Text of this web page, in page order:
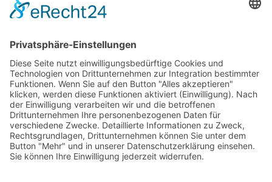
anderen“ mit den bekannten FDP-Dauerbrennern:
leistungsorientierte Migration Bildung (mehr Mittel
neu. Sie waren Kernbestandteil der Ampel-
Regierungsbeteiligung 2021–2024. Das Ergebnis ist
dokumentiert: Die Bürokratiekosten stiegen (u. a.
durch Lieferkettengesetz, Gebäudeenergiegesetz,
[…]